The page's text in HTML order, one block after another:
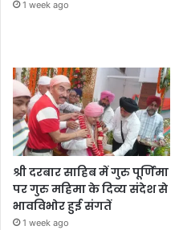
1 week ago
श्री दरबार साहिब में गुरु पूर्णिमा
पर गुरु महिमा के दिव्य संदेश से
भावविभोर हुई संगतें
1 week ago